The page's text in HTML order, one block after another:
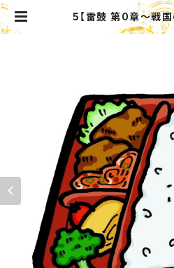
５【雷鼓 第0章〜戦国
日昼公演」弁当セット